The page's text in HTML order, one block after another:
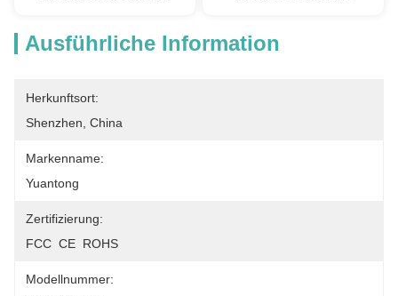
Ausführliche Information
Herkunftsort:
Shenzhen, China
Markenname:
Yuantong
Zertifizierung:
FCC  CE  ROHS
Modellnummer: